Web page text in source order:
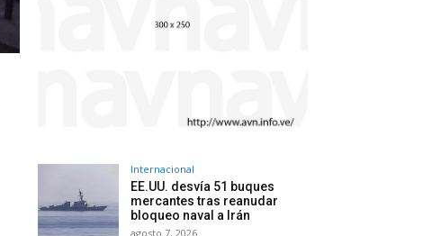
Internacional
EE.UU. desvía 51 buques
mercantes tras reanudar
bloqueo naval a Irán
agosto 7, 2026